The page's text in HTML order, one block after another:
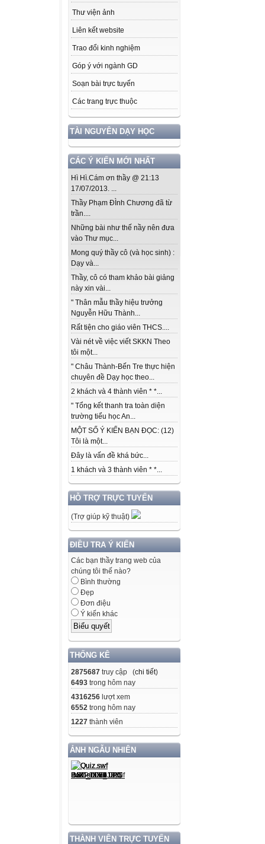
Thư viện ảnh
Liên kết website
Trao đổi kinh nghiệm
Góp ý với ngành GD
Soạn bài trực tuyến
Các trang trực thuộc
TÀI NGUYÊN DẠY HỌC
CÁC Ý KIẾN MỚI NHẤT
Hì Hì.Cám ơn thầy @ 21:13
17/07/2013. ...
Thầy Phạm ĐÌnh Chương đã từ
trần....
Những bài như thế nầy nên đưa
vào Thư mục...
Mong quý thầy cô (và học sinh) :
Dạy và...
Thầy, cô có tham khảo bài giảng
này xin vài...
" Thân mẫu thầy hiệu trưởng
Nguyễn Hữu Thành...
Rất tiện cho giáo viên THCS....
Vài nét về việc viết SKKN Theo
tôi một...
" Châu Thành-Bến Tre thực hiện
chuyên đề Dạy học theo...
2 khách và 4 thành viên * *...
" Tổng kết thanh tra toàn diện
trường tiểu học An...
MỘT SỐ Ý KIẾN BẠN ĐỌC: (12)
Tôi là một...
Đây là vấn đề khá bức...
1 khách và 3 thành viên * *...
HỖ TRỢ TRỰC TUYẾN
(Trợ giúp kỹ thuật)
ĐIỀU TRA Ý KIẾN
Các bạn thầy trang web của
chúng tôi thế nào?
Bình thường
Đẹp
Đơn điệu
Ý kiến khác
THỐNG KÊ
2875687 truy cập (chi tiết)
6493 trong hôm nay
4316256 lượt xem
6552 trong hôm nay
1227 thành viên
ẢNH NGẪU NHIÊN
THÀNH VIÊN TRỰC TUYẾN